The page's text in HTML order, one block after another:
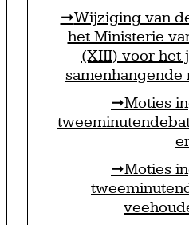
Wijziging van
het Ministerie
(XIII) voor het
samenhangende
Moties
Moties